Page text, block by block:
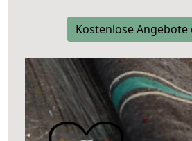
Kostenlose Angebote